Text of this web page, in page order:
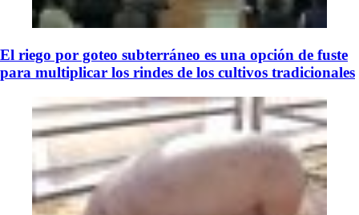
El riego por goteo subterráneo es una opción de fuste
para multiplicar los rindes de los cultivos tradicionales